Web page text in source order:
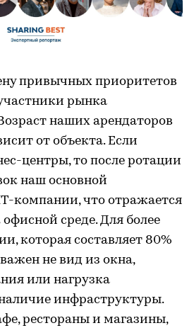
привычных приоритетов
рынка
наших арендаторов
от объекта. Если
центры, то после ротации
наш основной
компании, что отражается
среде. Для более
которая составляет 80%
не вид из окна,
или нагрузка
инфраструктуры.
рестораны и магазины,